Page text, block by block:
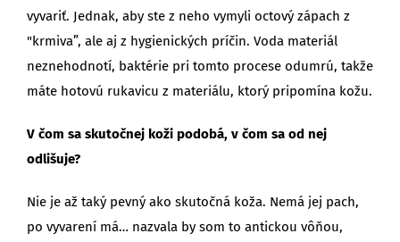
vyvariť. Jednak, aby ste z neho vymyli octový zápach z
"krmiva”, ale aj z hygienických príčin. Voda materiál
neznehodnotí, baktérie pri tomto procese odumrú, takže
máte hotovú rukavicu z materiálu, ktorý pripomína kožu.
V čom sa skutočnej koži podobá, v čom sa od nej
odlišuje?
Nie je až taký pevný ako skutočná koža. Nemá jej pach,
po vyvarení má… nazvala by som to antickou vôňou,